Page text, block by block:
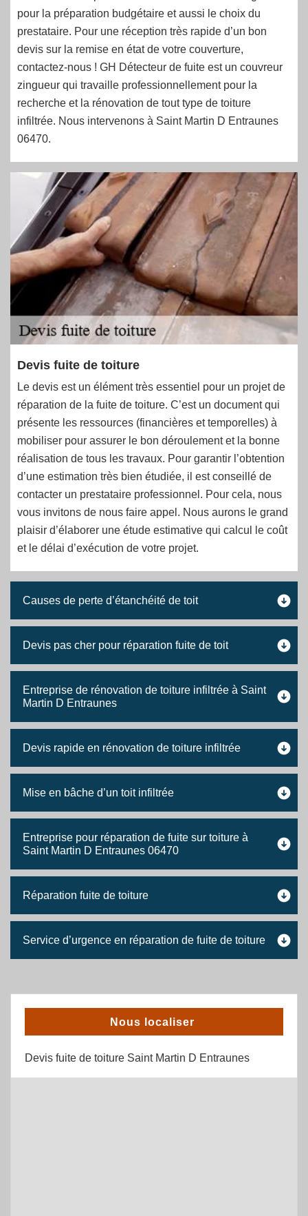
pour la préparation budgétaire et aussi le choix du
prestataire. Pour une réception très rapide d’un bon
devis sur la remise en état de votre couverture,
contactez-nous ! GH Détecteur de fuite est un couvreur
zingueur qui travaille professionnellement pour la
recherche et la rénovation de tout type de toiture
infiltrée. Nous intervenons à Saint Martin D Entraunes
06470.
Devis fuite de toiture
Le devis est un élément très essentiel pour un projet de
réparation de la fuite de toiture. C’est un document qui
présente les ressources (financières et temporelles) à
mobiliser pour assurer le bon déroulement et la bonne
réalisation de tous les travaux. Pour garantir l’obtention
d’une estimation très bien étudiée, il est conseillé de
contacter un prestataire professionnel. Pour cela, nous
vous invitons de nous faire appel. Nous aurons le grand
plaisir d’élaborer une étude estimative qui calcul le coût
et le délai d’exécution de votre projet.
Causes de perte d’étanchéité de toit
Devis pas cher pour réparation fuite de toit
Entreprise de rénovation de toiture infiltrée à Saint
Martin D Entraunes
Devis rapide en rénovation de toiture infiltrée
Mise en bâche d’un toit infiltrée
Entreprise pour réparation de fuite sur toiture à
Saint Martin D Entraunes 06470
Réparation fuite de toiture
Service d’urgence en réparation de fuite de toiture
Nous localiser
Devis fuite de toiture Saint Martin D Entraunes